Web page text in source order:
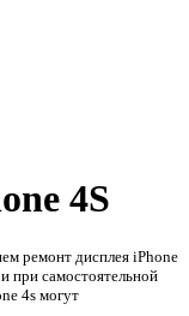
4S
ремонт дисплея iPhone
при самостоятельной
4s могут